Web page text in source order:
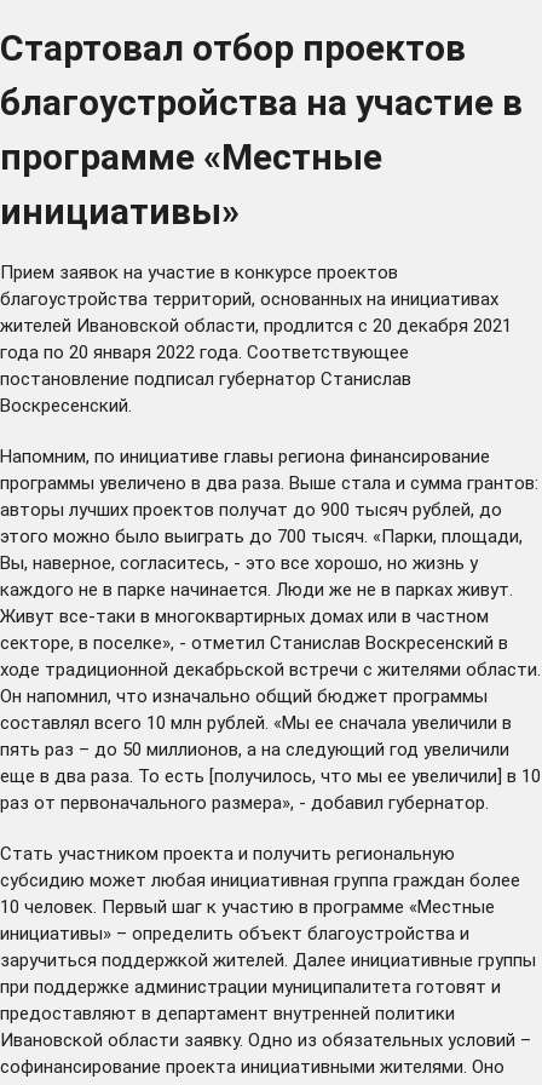
Стартовал отбор проектов
благоустройства на участие в
программе «Местные
инициативы»
Прием заявок на участие в конкурсе проектов
благоустройства территорий, основанных на инициативах
жителей Ивановской области, продлится с 20 декабря 2021
года по 20 января 2022 года. Соответствующее
постановление подписал губернатор Станислав
Воскресенский.
Напомним, по инициативе главы региона финансирование
программы увеличено в два раза. Выше стала и сумма грантов:
авторы лучших проектов получат до 900 тысяч рублей, до
этого можно было выиграть до 700 тысяч. «Парки, площади,
Вы, наверное, согласитесь, - это все хорошо, но жизнь у
каждого не в парке начинается. Люди же не в парках живут.
Живут все-таки в многоквартирных домах или в частном
секторе, в поселке», - отметил Станислав Воскресенский в
ходе традиционной декабрьской встречи с жителями области.
Он напомнил, что изначально общий бюджет программы
составлял всего 10 млн рублей. «Мы ее сначала увеличили в
пять раз – до 50 миллионов, а на следующий год увеличили
еще в два раза. То есть [получилось, что мы ее увеличили] в 10
раз от первоначального размера», - добавил губернатор.
Стать участником проекта и получить региональную
субсидию может любая инициативная группа граждан более
10 человек. Первый шаг к участию в программе «Местные
инициативы» – определить объект благоустройства и
заручиться поддержкой жителей. Далее инициативные группы
при поддержке администрации муниципалитета готовят и
предоставляют в департамент внутренней политики
Ивановской области заявку. Одно из обязательных условий –
софинансирование проекта инициативными жителями. Оно